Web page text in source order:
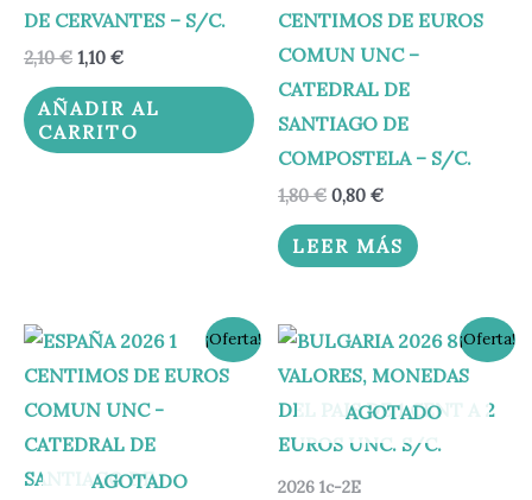
DE CERVANTES – S/C.
2,10€ 1,10 €
AÑADIR AL
CARRITO
CENTIMOS DE EUROS
COMUN UNC –
CATEDRAL DE
SANTIAGO DE
COMPOSTELA – S/C.
1,80€ 0,80 €
LEER MÁS
¡Oferta!
AGOTADO
El
original
era:
1,80 €.
El
actual
es:
0,80 €.
¡Oferta!
AGOTADO
2026 1c-2E
El
original
9,95 €.
El
actual
8,50 €.